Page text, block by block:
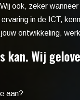
ook, zeker
in de ICT,
ontwikkeling,
kan. Wij
aan?